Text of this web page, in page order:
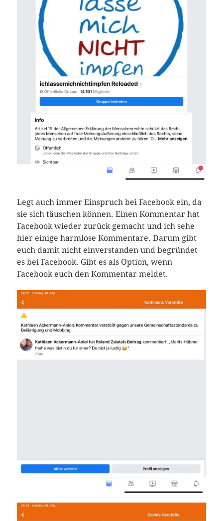
Legt auch immer Einspruch bei Facebook ein, da
sie sich täuschen können. Einen Kommentar hat
Facebook wieder zurück gemacht und ich sehe
hier einige harmlose Kommentare. Darum gibt
euch damit nicht einverstanden und begründet
es bei Facebook. Gibt es als Option, wenn
Facebook euch den Kommentar meldet.